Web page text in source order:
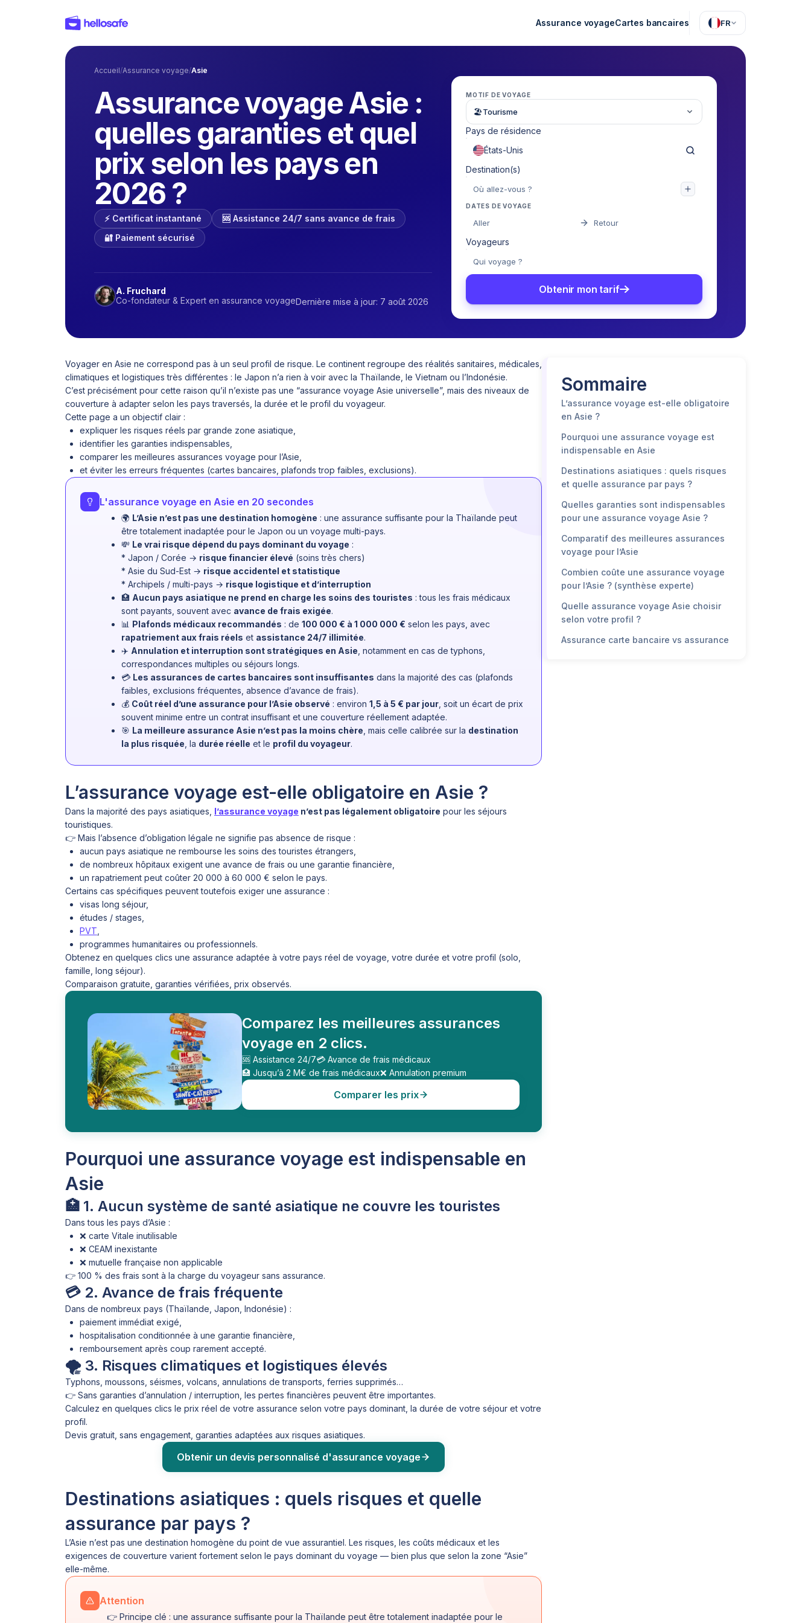
Assurance voyageCartes bancaires FR
Accueil/Assurance voyage/Asie
Assurance voyage Asie :
quelles garanties et quel
prix selon les pays en
2026 ?
⚡️ Certificat instantané
🆘 Assistance 24/7 sans avance de frais
🔐 Paiement sécurisé
A. Fruchard
Co-fondateur & Expert en assurance voyageDernière mise à jour: 7 août 2026
MOTIF DE VOYAGE
🏖Tourisme
Pays de résidence
Destination(s)
DATES DE VOYAGE
Aller Retour
Voyageurs
Qui voyage ?
Obtenir mon tarif
Voyager en Asie ne correspond pas à un seul profil de risque. Le continent regroupe des réalités sanitaires, médicales,
climatiques et logistiques très différentes : le Japon n’a rien à voir avec la Thaïlande, le Vietnam ou l’Indonésie.
C’est précisément pour cette raison qu’il n’existe pas une “assurance voyage Asie universelle”, mais des niveaux de
couverture à adapter selon les pays traversés, la durée et le profil du voyageur.
Cette page a un objectif clair :
expliquer les risques réels par grande zone asiatique,
identifier les garanties indispensables,
comparer les meilleures assurances voyage pour l’Asie,
et éviter les erreurs fréquentes (cartes bancaires, plafonds trop faibles, exclusions).
L'assurance voyage en Asie en 20 secondes
🌍 L’Asie n’est pas une destination homogène : une assurance suffisante pour la Thaïlande peut
être totalement inadaptée pour le Japon ou un voyage multi-pays.
💸 Le vrai risque dépend du pays dominant du voyage :
* Japon / Corée → risque financier élevé (soins très chers)
* Asie du Sud-Est → risque accidentel et statistique
* Archipels / multi-pays → risque logistique et d’interruption
🏥 Aucun pays asiatique ne prend en charge les soins des touristes : tous les frais médicaux
sont payants, souvent avec avance de frais exigée.
📊 Plafonds médicaux recommandés : de 100 000 € à 1 000 000 € selon les pays, avec
rapatriement aux frais réels et assistance 24/7 illimitée.
✈️ Annulation et interruption sont stratégiques en Asie , notamment en cas de typhons,
correspondances multiples ou séjours longs.
💳 Les assurances de cartes bancaires sont insuffisantes dans la majorité des cas (plafonds
faibles, exclusions fréquentes, absence d’avance de frais).
💰 Coût réel d’une assurance pour l’Asie observé : environ 1,5 à 5 € par jour , soit un écart de prix
souvent minime entre un contrat insuffisant et une couverture réellement adaptée.
🎯 La meilleure assurance Asie n’est pas la moins chère , mais celle calibrée sur la destination
la plus risquée , la durée réelle et le profil du voyageur.
L’assurance voyage est-elle obligatoire en Asie ?
Dans la majorité des pays asiatiques, l’assurance voyage n’est pas légalement obligatoire pour les séjours
touristiques.
👉 Mais l’absence d’obligation légale ne signifie pas absence de risque :
aucun pays asiatique ne rembourse les soins des touristes étrangers,
de nombreux hôpitaux exigent une avance de frais ou une garantie financière,
un rapatriement peut coûter 20 000 à 60 000 € selon le pays.
Certains cas spécifiques peuvent toutefois exiger une assurance :
visas long séjour,
études / stages,
PVT
programmes humanitaires ou professionnels.
Obtenez en quelques clics une assurance adaptée à votre pays réel de voyage, votre durée et votre profil (solo,
famille, long séjour).
Comparaison gratuite, garanties vérifiées, prix observés.
Comparez les meilleures assurances
voyage en 2 clics.
🆘 Assistance 24/7💳 Avance de frais médicaux
🏥 Jusqu’à 2 M€ de frais médicaux❌ Annulation premium
Comparer les prix
Pourquoi une assurance voyage est indispensable en
Asie
🏥 1. Aucun système de santé asiatique ne couvre les touristes
Dans tous les pays d’Asie :
❌ carte Vitale inutilisable
❌ CEAM inexistante
❌ mutuelle française non applicable
👉 100 % des frais sont à la charge du voyageur sans assurance.
💳 2. Avance de frais fréquente
Dans de nombreux pays (Thaïlande, Japon, Indonésie) :
paiement immédiat exigé,
hospitalisation conditionnée à une garantie financière,
remboursement après coup rarement accepté.
🌪️ 3. Risques climatiques et logistiques élevés
Typhons, moussons, séismes, volcans, annulations de transports, ferries supprimés…
👉 Sans garanties d’annulation / interruption, les pertes financières peuvent être importantes.
Calculez en quelques clics le prix réel de votre assurance selon votre pays dominant, la durée de votre séjour et votre
profil.
Devis gratuit, sans engagement, garanties adaptées aux risques asiatiques.
Obtenir un devis personnalisé d'assurance voyage
Destinations asiatiques : quels risques et quelle
assurance par pays ?
L’Asie n’est pas une destination homogène du point de vue assurantiel. Les risques, les coûts médicaux et les
exigences de couverture varient fortement selon le pays dominant du voyage — bien plus que selon la zone “Asie”
elle-même.
Attention
👉 Principe clé : une assurance suffisante pour la Thaïlande peut être totalement inadaptée pour le
Sommaire
L’assurance voyage est-elle obligatoire
en Asie ?
Pourquoi une assurance voyage est
indispensable en Asie
Destinations asiatiques : quels risques
et quelle assurance par pays ?
Quelles garanties sont indispensables
pour une assurance voyage Asie ?
Comparatif des meilleures assurances
voyage pour l’Asie
Combien coûte une assurance voyage
pour l’Asie ? (synthèse experte)
Quelle assurance voyage Asie choisir
selon votre profil ?
Assurance carte bancaire vs assurance